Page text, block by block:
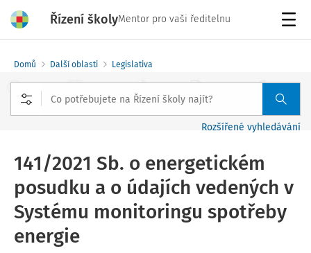
Řízení školyMentor pro vaši ředitelnu
Domů Další oblasti Legislativa
Rozšířené vyhledávání
141/2021 Sb. o energetickém
posudku a o údajích vedených v
Systému monitoringu spotřeby
energie